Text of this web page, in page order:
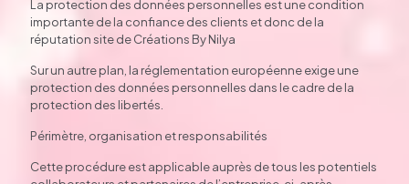
La protection des données personnelles est une condition
importante de la confiance des clients et donc de la
réputation site de Créations By Nilya
Sur un autre plan, la réglementation européenne exige une
protection des données personnelles dans le cadre de la
protection des libertés.
Périmètre, organisation et responsabilités
Cette procédure est applicable auprès de tous les potentiels